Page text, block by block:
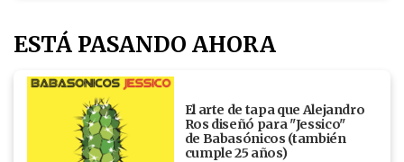
ESTÁ PASANDO AHORA
El arte de tapa que Alejandro
Ros diseñó para "Jessico"
de Babasónicos (también
cumple 25 años)